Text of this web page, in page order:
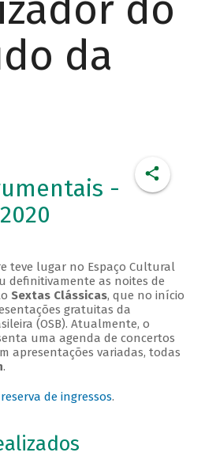
da
-
teve lugar no Espaço Cultural
definitivamente as noites de
Sextas Clássicas, que no início
gratuitas da
(OSB). Atualmente, o
uma agenda de concertos
apresentações variadas, todas
.
reserva de ingressos.